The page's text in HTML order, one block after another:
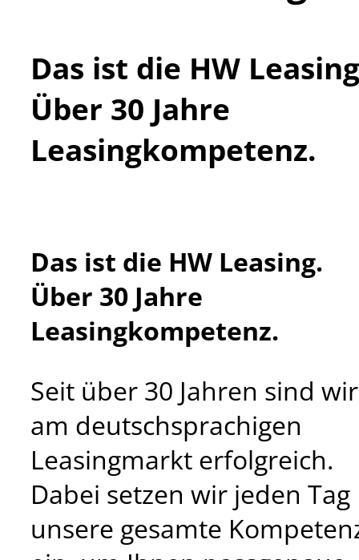
Das ist die HW
Über 30 Jahre
Leasingkompetenz.
Das ist die HW Leasing.
Über 30 Jahre
Leasingkompetenz.
Seit über 30 Jahren sind wir
am deutschsprachigen
Leasingmarkt erfolgreich.
Dabei setzen wir jeden Tag
unsere gesamte